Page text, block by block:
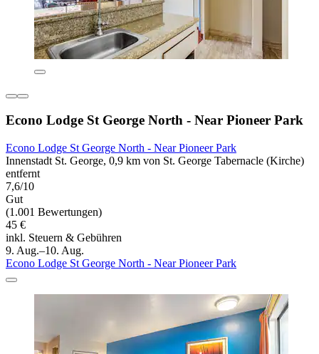
Econo Lodge St George North - Near Pioneer Park
Econo Lodge St George North - Near Pioneer Park
Innenstadt St. George, 0,9 km von St. George Tabernacle (Kirche)
entfernt
7,6/10
Gut
(1.001 Bewertungen)
45 €
inkl. Steuern & Gebühren
9. Aug.–10. Aug.
Econo Lodge St George North - Near Pioneer Park